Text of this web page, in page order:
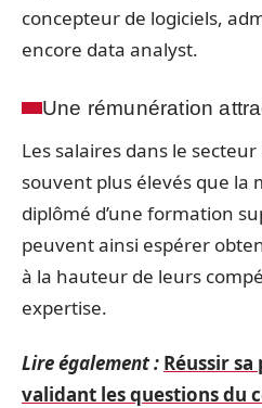
concepteur de logiciels,
encore data analyst.
Une rémunération
Les salaires dans le
souvent plus élevés que la
diplômé d’une formation
peuvent ainsi espérer
à la hauteur de leurs
expertise.
Lire également : Réussir
validant les questions du